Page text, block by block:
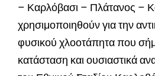
– Καρλόβασι – Πλάτανος –
χρησιμοποιηθούν για την
φυσικού χλοοτάπητα που
κατάσταση και ουσιαστικά